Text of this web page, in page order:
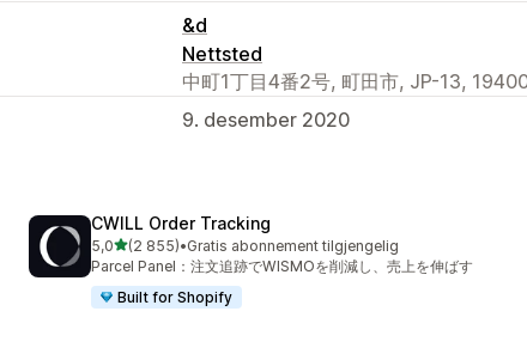
&d
Nettsted
中町1丁目4番2号, 町田市, JP-13,
9. desember 2020
CWILL Order Tracking
5,0av 5 stjerner
(2 855)
Totalt 2855 omtaler
•Gratis abonnement tilgjengelig
Parcel Panel：注文追跡でWISMOを削減し、売上を伸ばす
Built for Shopify